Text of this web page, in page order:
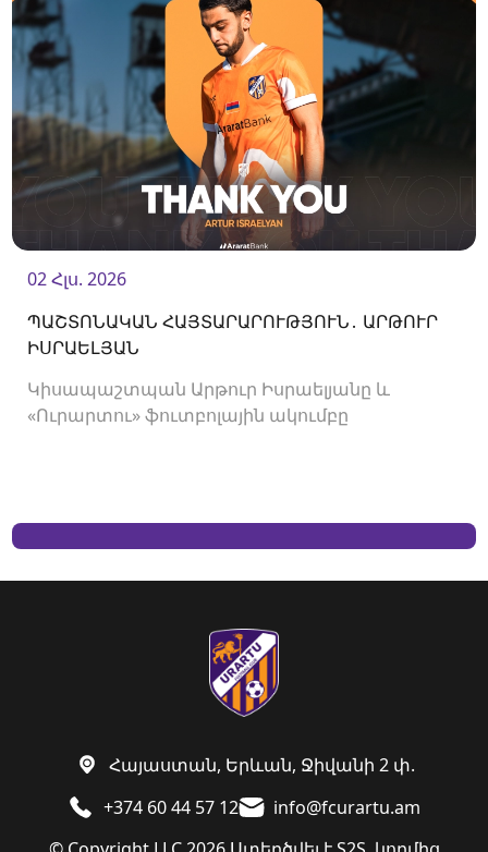
02 Հլս. 2026
ՊԱՇՏՈՆԱԿԱՆ ՀԱՅՏԱՐԱՐՈՒԹՅՈՒՆ․ ԱՐԹՈՒՐ
ԻՍՐԱԵԼՅԱՆ
Կիսապաշտպան Արթուր Իսրաելյանը և
«Ուրարտու» ֆուտբոլային ակումբը
+374 60 44 57 12 info@fcurartu.am
Հայաստան, Երևան, Ջիվանի 2 փ.